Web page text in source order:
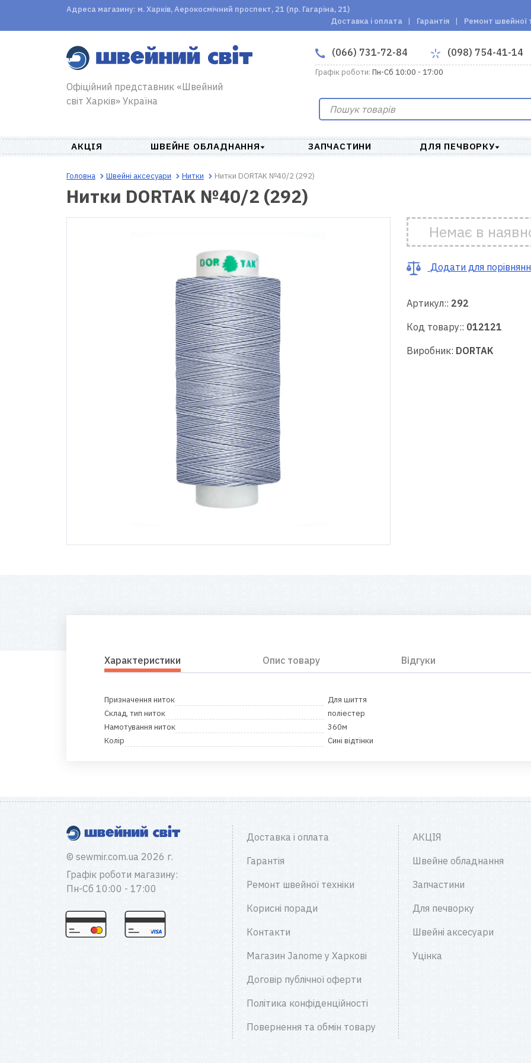
Адреса магазину: м. Харків, Аерокосмічний проспект, 21 (пр. Гагаріна, 21)
Доставка і оплата
Гарантія Ремонт швейної
Офіційний представник «Швейний
світ Харків» Україна
(066) 731-72-84 (098) 754-41-14
Графік роботи: Пн-Сб 10:00 - 17:00
АКЦІЯ ШВЕЙНЕ ОБЛАДНАННЯ ЗАПЧАСТИНИ ДЛЯ ПЕЧВОРКУ
Головна Швейні аксесуари Нитки Нитки DORTAK №40/2 (292)
Нитки DORTAK №40/2 (292)
Немає в
Додати для
Артикул:: 292
Код товару:: 012121
Виробник: DORTAK
Характеристики Опис товару Відгуки
Призначення ниток
Для шиття
Склад, тип ниток
поліестер
Намотування ниток
360м
Колір
Сині відтінки
© sewmir.com.ua 2026 г.
Графік роботи магазину:
Пн-Сб 10:00 - 17:00
Доставка і оплата
Гарантія
Ремонт швейної техніки
Корисні поради
Контакти
Магазин Janome у Харкові
Договір публічної оферти
Політика конфіденційності
Повернення та обмін товару
АКЦІЯ
Швейне обладнання
Запчастини
Для печворку
Швейні аксесуари
Уцінка